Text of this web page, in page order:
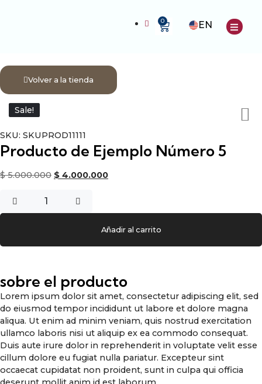
0 EN
Volver a la tienda
Sale!
Sale!
SKU: SKUPROD11111
Producto de Ejemplo Número 5
$5.000.000 $ 4.000.000
Añadir al carrito
sobre el producto
Lorem ipsum dolor sit amet, consectetur adipiscing elit, sed
do eiusmod tempor incididunt ut labore et dolore magna
aliqua. Ut enim ad minim veniam, quis nostrud exercitation
ullamco laboris nisi ut aliquip ex ea commodo consequat.
Duis aute irure dolor in reprehenderit in voluptate velit esse
cillum dolore eu fugiat nulla pariatur. Excepteur sint
occaecat cupidatat non proident, sunt in culpa qui officia